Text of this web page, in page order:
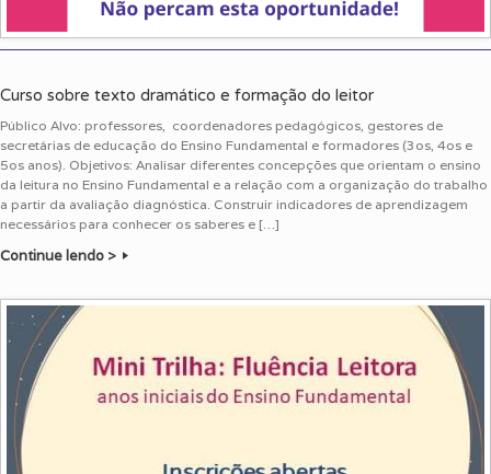
Curso sobre texto dramático e formação do leitor
Público Alvo: professores, coordenadores pedagógicos, gestores de
secretárias de educação do Ensino Fundamental e formadores (3os, 4os e
5os anos). Objetivos: Analisar diferentes concepções que orientam o ensino
da leitura no Ensino Fundamental e a relação com a organização do trabalho
a partir da avaliação diagnóstica. Construir indicadores de aprendizagem
necessários para conhecer os saberes e […]
Continue lendo >